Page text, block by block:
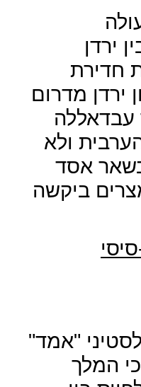
ירדן
חדירת
ירדן מדרום
עבדאללה
ולא
אסד
ביקשה
"אמד"
כי המלך